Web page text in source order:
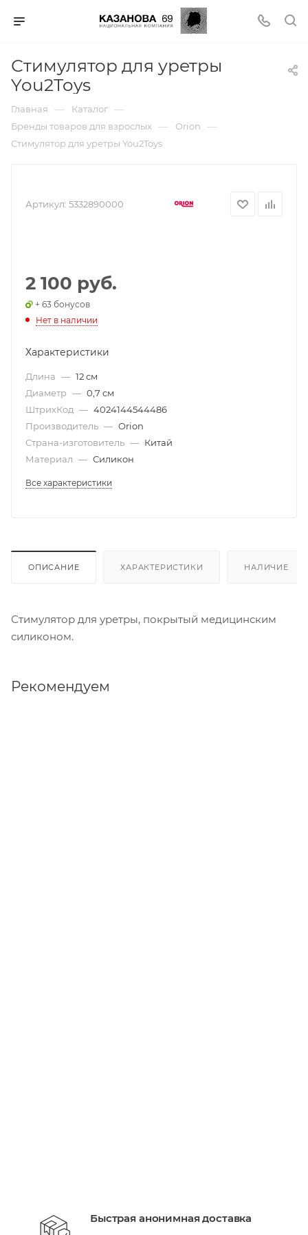
Стимулятор для уретры
You2Toys
Главная — Каталог —
Бренды товаров для взрослых — Orion —
Стимулятор для уретры You2Toys
Артикул: 5332890000
2 100 руб.
+ 63 бонусов
Нет в наличии
Характеристики
Длина — 12 см
Диаметр — 0,7 см
ШтрихКод — 4024144544486
Производитель — Orion
Страна-изготовитель — Китай
Материал — Силикон
Все характеристики
ОПИСАНИЕ ХАРАКТЕРИСТИКИ НАЛИЧИЕ
Стимулятор для уретры, покрытый медицинским
силиконом.
Рекомендуем
Быстрая анонимная доставка